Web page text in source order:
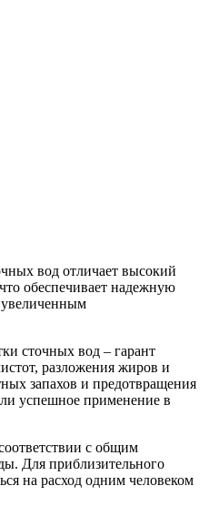
вод отличает высокий
обеспечивает надежную
увеличенным
сточных вод – гарант
разложения жиров и
запахов и предотвращения
успешное применение в
с общим
Для приблизительного
на расход одним человеком